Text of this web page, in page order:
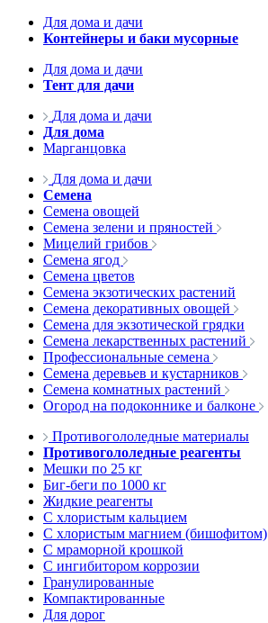
Для дома и дачи
Контейнеры и баки мусорные
Для дома и дачи
Тент для дачи
Для дома и дачи
Для дома
Марганцовка
Для дома и дачи
Семена
Семена овощей
Семена зелени и пряностей
Мицелий грибов
Семена ягод
Семена цветов
Семена экзотических растений
Семена декоративных овощей
Семена для экзотической грядки
Семена лекарственных растений
Профессиональные семена
Семена деревьев и кустарников
Семена комнатных растений
Огород на подоконнике и балконе
Противогололедные материалы
Противогололедные реагенты
Мешки по 25 кг
Биг-беги по 1000 кг
Жидкие реагенты
С хлористым кальцием
С хлористым магнием (бишофитом)
С мраморной крошкой
С ингибитором коррозии
Гранулированные
Компактированные
Для дорог